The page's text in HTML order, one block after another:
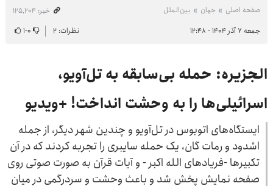
صفحه اصلی جهان بین‌الملل
خبر: ۱۲۵٬۲۰۴
جمعه ۷ آذر ۱۴۰۴ - ۱۲:۴۸
نظرات: ۲ ۰-۱
الجزیره: حمله بی‌سابقه به تل‌آویو،
اسرائیلی‌ها را به وحشت‌ انداخت! +ویدیو
ایستگاه‌های اتوبوس در تل‌آویو و چندین شهر دیگر، از جمله
اشدود و رمات گان، یک حمله سایبری را تجربه کردند که در آن
تکبیرها -فریادهای الله اکبر - و آیات قرآن به صورت صوتی روی
صفحه نمایش پخش شد و باعث وحشت و سردرگمی در میان